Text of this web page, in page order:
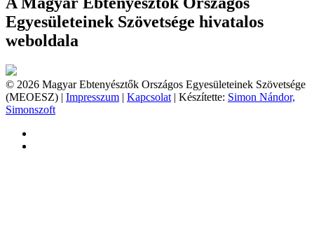
Egyesületeinek Szövetsége hivatalos
weboldala
© 2026 Magyar Ebtenyésztők Országos Egyesületeinek Szövetsége
(MEOESZ) | Impresszum | Kapcsolat | Készítette: Simon Nándor,
Simonszoft